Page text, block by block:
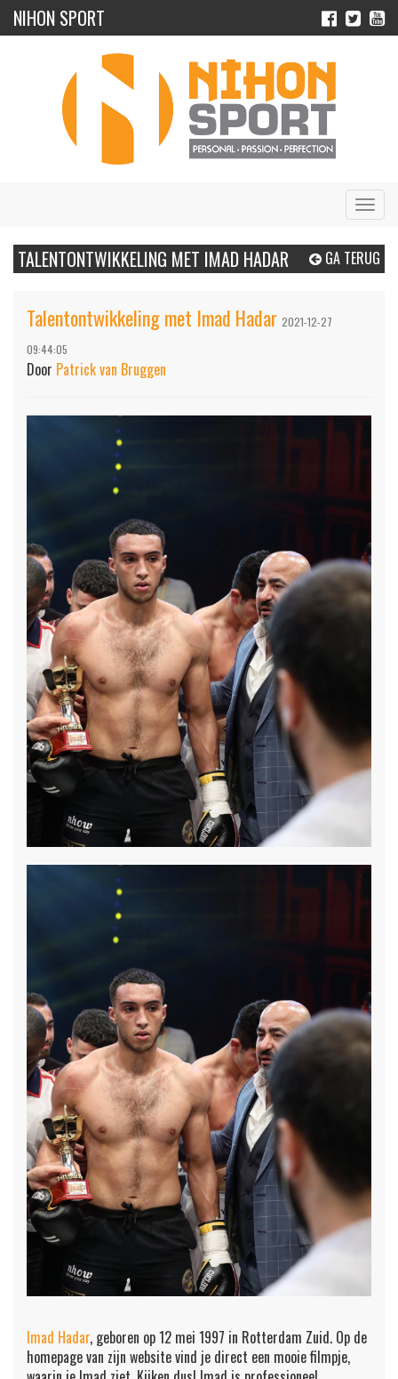
NIHON SPORT
TALENTONTWIKKELING MET IMAD HADAR GA TERUG
Talentontwikkeling met Imad Hadar 2021-12-27
09:44:05
Door Patrick van Bruggen
Imad Hadar, geboren op 12 mei 1997 in Rotterdam Zuid. Op de
homepage van zijn website vind je direct een mooie filmpje,